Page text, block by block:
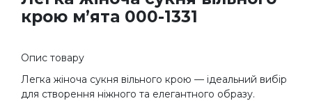
крою м’ята 000-1331
Опис товару
Легка жіноча сукня вільного крою — ідеальний вибір
для створення ніжного та елегантного образу.